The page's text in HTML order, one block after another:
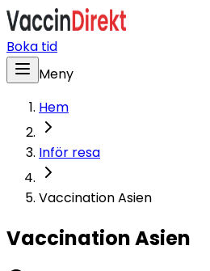
Boka tid
Meny
Hem
Inför resa
Vaccination Asien
Vaccination Asien